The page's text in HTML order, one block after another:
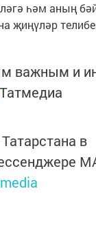
һәм аның
җиңүләр
важным и
Татмедиа
в